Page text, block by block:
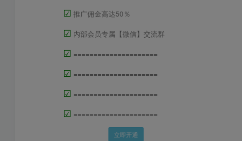
☑ 推广佣金高达50％
☑ 内部会员专属【微信】交流群
☑ =====================
☑ =====================
☑ =====================
☑ =====================
立即开通